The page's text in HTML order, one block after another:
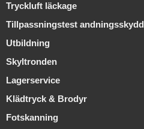
Tryckluft läckage
Tillpassningstest andningsskydd
Utbildning
Skyltronden
Lagerservice
Klädtryck & Brodyr
Fotskanning